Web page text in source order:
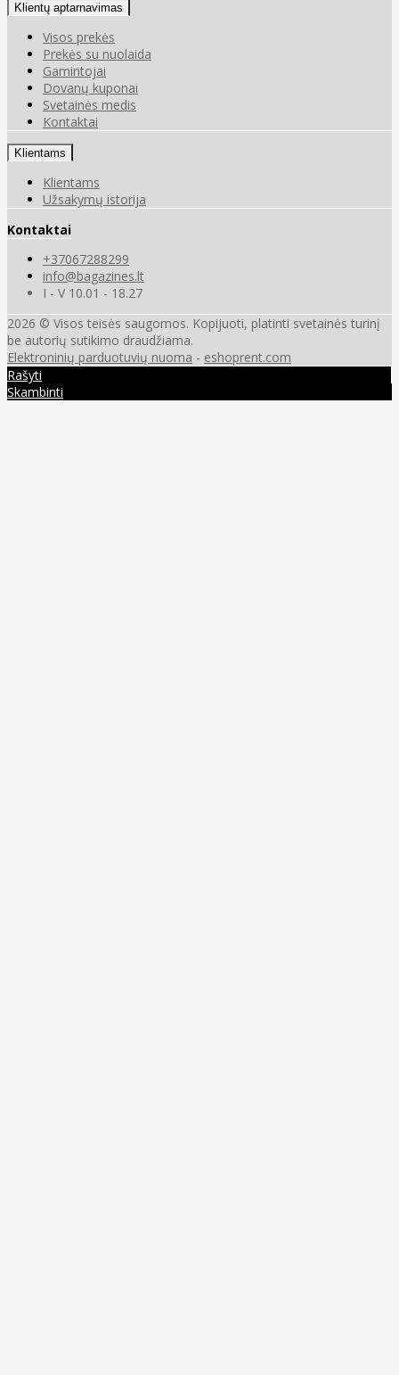
Klientų aptarnavimas
Visos prekės
Prekės su nuolaida
Gamintojai
Dovanų kuponai
Svetainės medis
Kontaktai
Klientams
Klientams
Užsakymų istorija
Kontaktai
+37067288299
info@bagazines.lt
I - V 10.01 - 18.27
2026 © Visos teisės saugomos. Kopijuoti, platinti svetainės turinį
be autorių sutikimo draudžiama.
Elektroninių parduotuvių nuoma - eshoprent.com
Rašyti
Skambinti